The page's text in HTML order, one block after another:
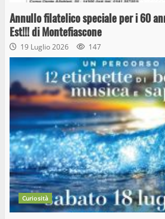
Annullo filatelico speciale per i 60
Est!!! di Montefiascone
19 Luglio 2026 147
Curiosità